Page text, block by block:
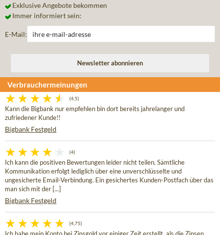
Exklusive Angebote bekommen
Immer informiert sein:
E-Mail:
Verbrauchermeinungen
(4,5)
Kann die Bigbank nur empfehlen bin dort bereits jahrelanger und
zufriedener Kunde!!
Bigbank Festgeld
(4)
Ich kann die positiven Bewertungen leider nicht teilen. Sämtliche
Kommunikation erfolgt lediglich über eine unverschlüsselte und
ungesicherte Email-Verbindung. Ein gesichertes Kunden-Postfach über das
man sich mit der [...]
Bigbank Festgeld
(4,75)